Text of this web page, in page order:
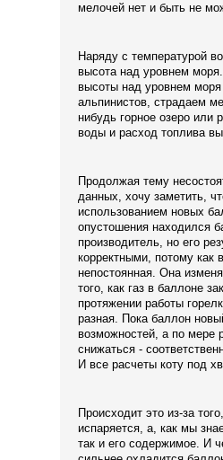
мелочей нет и быть не
Наряду с температурой
высота над уровнем
высоты над уровнем
альпинистов, страдаем
нибудь горное озеро или
воды и расход топлива
Продолжая тему
данных, хочу заметить,
использованием новых
опустошения находился
производитель, но его
корректными, потому как
непостоянная. Она
того, как газ в баллоне
протяжении работы
разная. Пока баллон
возможностей, а по мере
снижаться -
И все расчеты коту под
Происходит это из-за
испаряется, а, как мы
так и его содержимое. И